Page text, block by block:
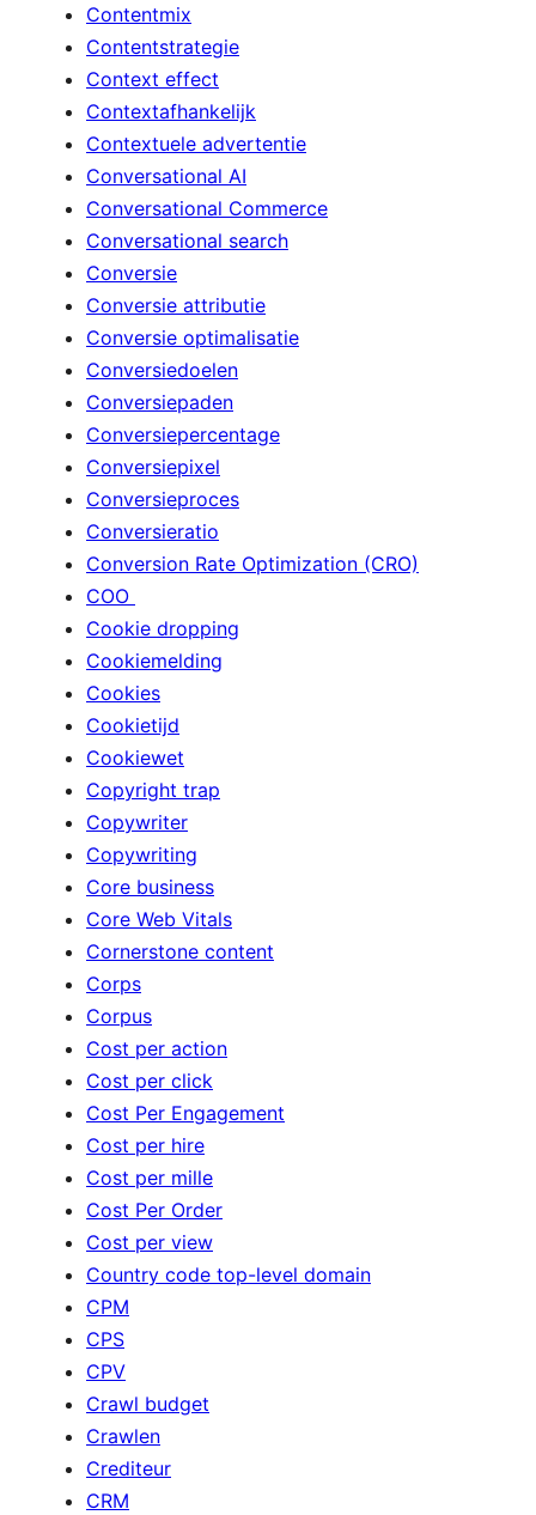
Contentmix
Contentstrategie
Context effect
Contextafhankelijk
Contextuele advertentie
Conversational AI
Conversational Commerce
Conversational search
Conversie
Conversie attributie
Conversie optimalisatie
Conversiedoelen
Conversiepaden
Conversiepercentage
Conversiepixel
Conversieproces
Conversieratio
Conversion Rate Optimization (CRO)
COO
Cookie dropping
Cookiemelding
Cookies
Cookietijd
Cookiewet
Copyright trap
Copywriter
Copywriting
Core business
Core Web Vitals
Cornerstone content
Corps
Corpus
Cost per action
Cost per click
Cost Per Engagement
Cost per hire
Cost per mille
Cost Per Order
Cost per view
Country code top-level domain
CPM
CPS
CPV
Crawl budget
Crawlen
Crediteur
CRM